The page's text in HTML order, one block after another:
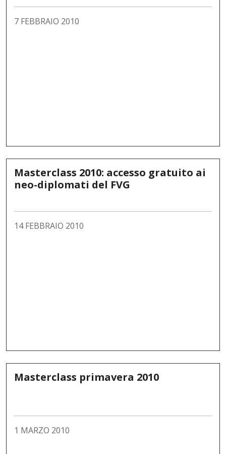
7 FEBBRAIO 2010
Masterclass 2010: accesso gratuito ai
neo-diplomati del FVG
14 FEBBRAIO 2010
Masterclass primavera 2010
1 MARZO 2010